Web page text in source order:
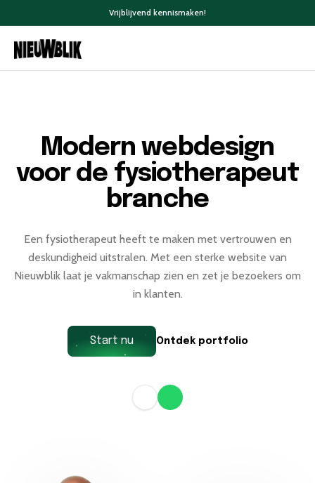
Vrijblijvend kennismaken!
Modern webdesign
voor de fysiotherapeut
branche
Een fysiotherapeut heeft te maken met vertrouwen en
deskundigheid uitstralen. Met een sterke website van
Nieuwblik laat je vakmanschap zien en zet je bezoekers om
in klanten.
Start nu Ontdek portfolio